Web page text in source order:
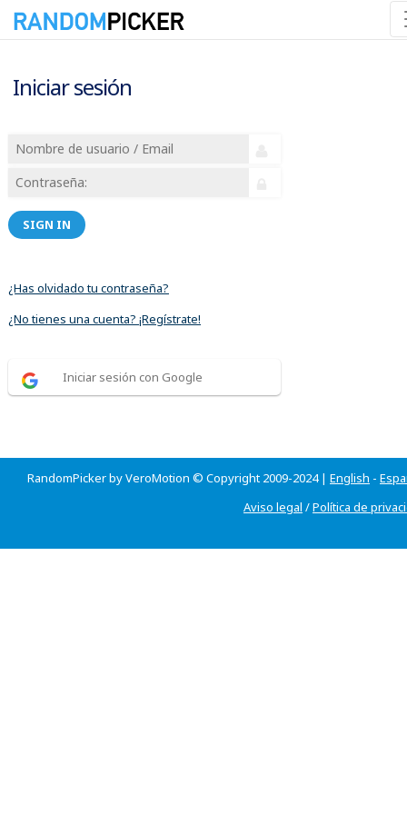
Iniciar sesión
SIGN IN
¿Has olvidado tu contraseña?
¿No tienes una cuenta? ¡Regístrate!
Iniciar sesión con Google
RandomPicker by VeroMotion © Copyright 2009-2024 | English -
Aviso legal /Política de